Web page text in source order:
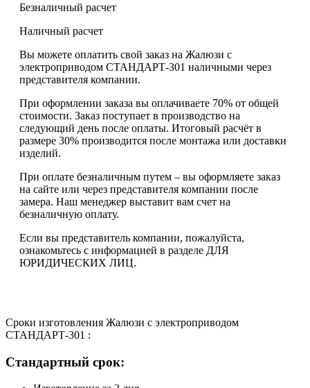
Безналичный расчет
Наличный расчет
Вы можете оплатить свой заказ на Жалюзи с
электроприводом СТАНДАРТ-301 наличными через
представителя компании.
При оформлении заказа вы оплачиваете 70% от общей
стоимости. Заказ поступает в производство на
следующий день после оплаты. Итоговый расчёт в
размере 30% производится после монтажа или доставки
изделий.
При оплате безналичным путем – вы оформляете заказ
на сайте или через представителя компании после
замера. Наш менеджер выставит вам счет на
безналичную оплату.
Если вы представитель компании, пожалуйста,
ознакомьтесь с информацией в разделе ДЛЯ
ЮРИДИЧЕСКИХ ЛИЦ.
Сроки изготовления Жалюзи с электроприводом
СТАНДАРТ-301 :
Стандартный срок: